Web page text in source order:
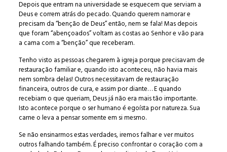
Depois que entram na universidade se esquecem que serviam a
Deus e correm atrás do pecado. Quando querem namorar e
precisam da “benção de Deus” então, nem se fala! Mas depois
que foram “abençoados” voltam as costas ao Senhor e vão para
a cama com a “benção” que receberam.
Tenho visto as pessoas chegarem à igreja porque precisavam de
restauração familiar e, quando isto aconteceu, não havia mais
nem sombra delas! Outros necessitavam de restauração
financeira, outros de cura, e assim por diante… E quando
recebiam o que queriam, Deus já não era mais tão importante.
Isto acontece porque o ser humano é egoísta por natureza. Sua
carne o leva a pensar somente em si mesmo.
Se não ensinarmos estas verdades, iremos falhar e ver muitos
outros falhando também. É preciso confrontar o coração com a